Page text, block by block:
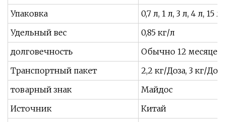
Упаковка
0,7 л, 1 л, 3 л, 4 л, 15
Удельный вес
0,85 кг/л
долговечность
Обычно 12 месяцев
Транспортный пакет
2,2 кг/Доза, 3 кг/
товарный знак
Майдос
Источник
Китай